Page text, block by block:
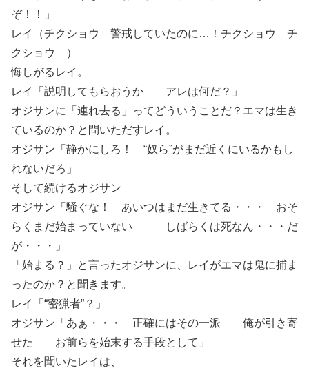
ぞ！！」
レイ（チクショウ 警戒していたのに…！チクショウ チ
クショウ ）
悔しがるレイ。
レイ「説明してもらおうか アレは何だ？」
オジサンに「連れ去る」ってどういうことだ？エマは生き
ているのか？と問いただすレイ。
オジサン「静かにしろ！ “奴ら”がまだ近くにいるかもし
れないだろ」
そして続けるオジサン
オジサン「騒ぐな！ あいつはまだ生きてる・・・ おそ
らくまだ始まっていない しばらくは死なん・・・だ
が・・・」
「始まる？」と言ったオジサンに、レイがエマは鬼に捕ま
ったのか？と聞きます。
レイ「“密猟者”？」
オジサン「あぁ・・・ 正確にはその一派 俺が引き寄
せた お前らを始末する手段として」
それを聞いたレイは、